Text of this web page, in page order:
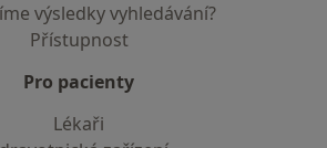
výsledky vyhledávání?
Přístupnost
Pro pacienty
Lékaři